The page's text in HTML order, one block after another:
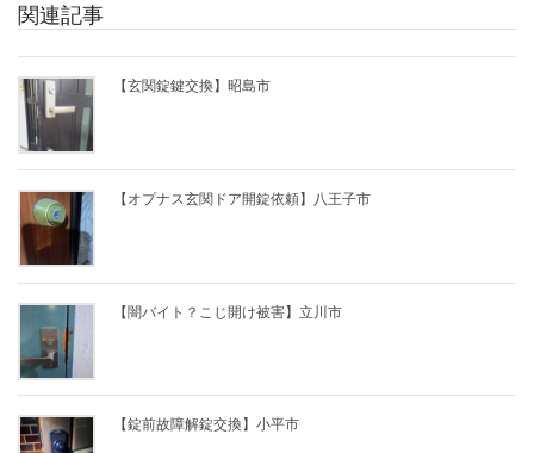
関連記事
【玄関錠鍵交換】昭島市
【オプナス玄関ドア開錠依頼】八王子市
【闇バイト？こじ開け被害】立川市
【錠前故障解錠交換】小平市